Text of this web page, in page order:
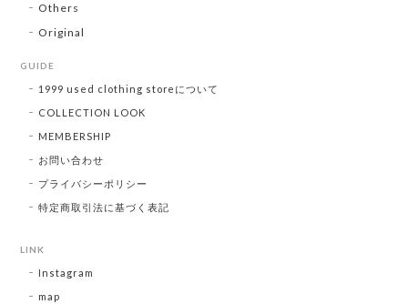
Others
Original
GUIDE
1999 used clothing storeについて
COLLECTION LOOK
MEMBERSHIP
お問い合わせ
プライバシーポリシー
特定商取引法に基づく表記
LINK
Instagram
map